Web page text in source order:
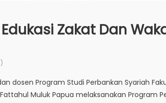
Zakat Dan
dosen Program Studi Perbankan Syariah
Muluk Papua melaksanakan Program